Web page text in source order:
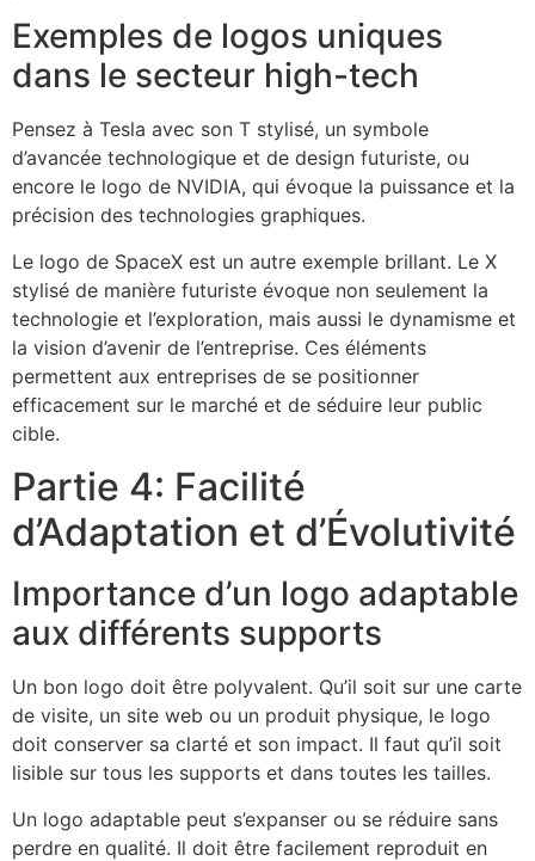
Exemples de logos uniques
dans le secteur high-tech
Pensez à Tesla avec son T stylisé, un symbole
d’avancée technologique et de design futuriste, ou
encore le logo de NVIDIA, qui évoque la puissance et la
précision des technologies graphiques.
Le logo de SpaceX est un autre exemple brillant. Le X
stylisé de manière futuriste évoque non seulement la
technologie et l’exploration, mais aussi le dynamisme et
la vision d’avenir de l’entreprise. Ces éléments
permettent aux entreprises de se positionner
efficacement sur le marché et de séduire leur public
cible.
Partie 4: Facilité
d’Adaptation et d’Évolutivité
Importance d’un logo adaptable
aux différents supports
Un bon logo doit être polyvalent. Qu’il soit sur une carte
de visite, un site web ou un produit physique, le logo
doit conserver sa clarté et son impact. Il faut qu’il soit
lisible sur tous les supports et dans toutes les tailles.
Un logo adaptable peut s’expanser ou se réduire sans
perdre en qualité. Il doit être facilement reproduit en